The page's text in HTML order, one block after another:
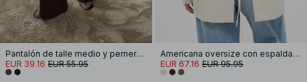
Pantalón de talle medio y pernera ancha
EUR 39.16 EUR 55.95
Americana oversize con espalda abierta
EUR 67.16 EUR 95.95